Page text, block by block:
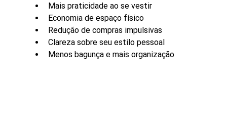
Mais praticidade ao se vestir
Economia de espaço físico
Redução de compras impulsivas
Clareza sobre seu estilo pessoal
Menos bagunça e mais organização